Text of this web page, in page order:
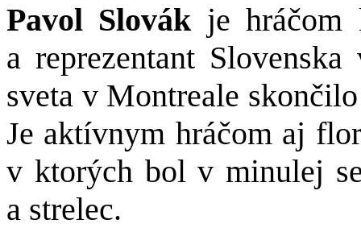
Pavol Slovák je
a reprezentant
sveta v Montreale
Je aktívnym hráčom aj
v ktorých bol v minulej
a strelec.